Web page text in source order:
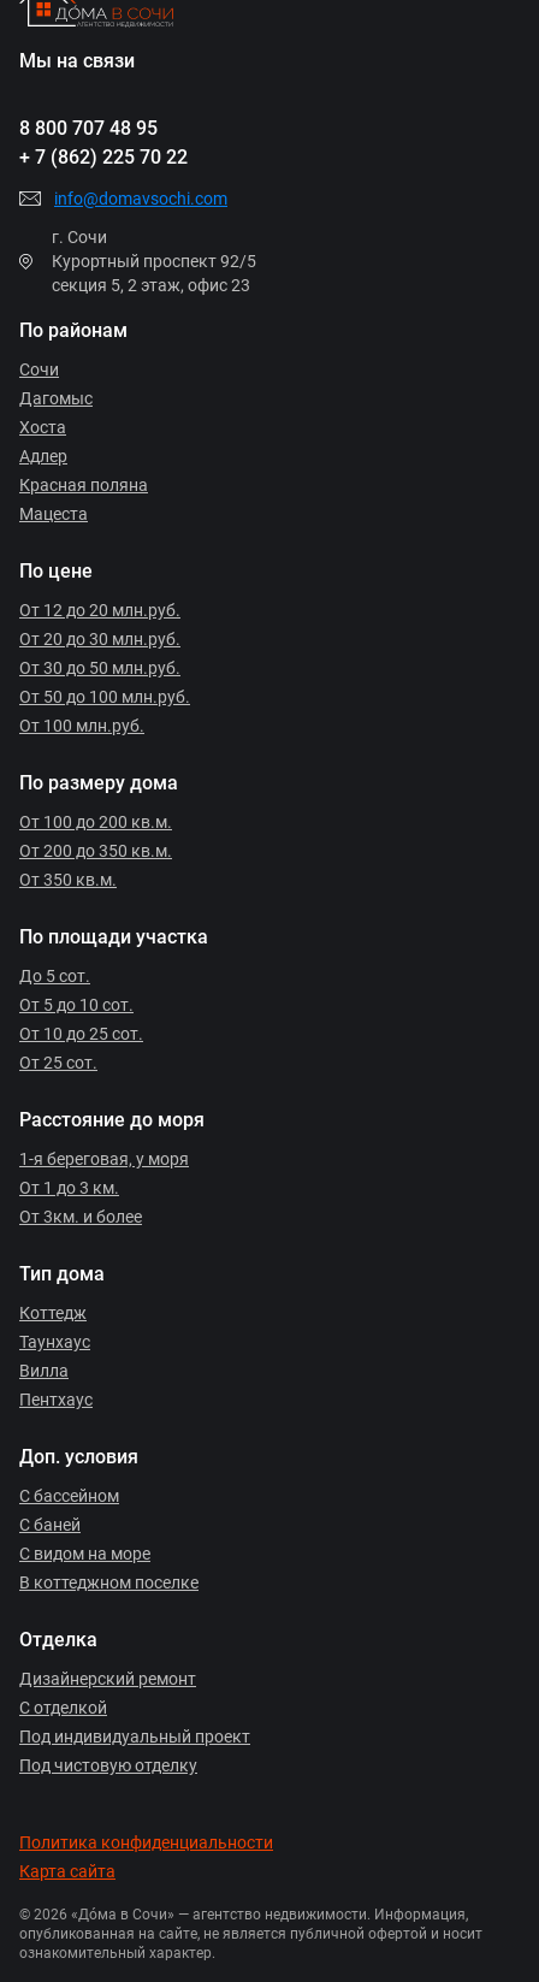
Мы на связи
8 800 707 48 95
+ 7 (862) 225 70 22
info@domavsochi.com
г. Сочи
Курортный проспект 92/5
секция 5, 2 этаж, офис 23
По районам
Сочи
Дагомыс
Хоста
Адлер
Красная поляна
Мацеста
По цене
От 12 до 20 млн.руб.
От 20 до 30 млн.руб.
От 30 до 50 млн.руб.
От 50 до 100 млн.руб.
От 100 млн.руб.
По размеру дома
От 100 до 200 кв.м.
От 200 до 350 кв.м.
От 350 кв.м.
По площади участка
До 5 сот.
От 5 до 10 сот.
От 10 до 25 сот.
От 25 сот.
Расстояние до моря
1-я береговая, у моря
От 1 до 3 км.
От 3км. и более
Тип дома
Коттедж
Таунхаус
Вилла
Пентхаус
Доп. условия
С бассейном
С баней
С видом на море
В коттеджном поселке
Отделка
Дизайнерский ремонт
С отделкой
Под индивидуальный проект
Под чистовую отделку
Политика конфиденциальности
Карта сайта
© 2026 «Дóма в Сочи» — агентство недвижимости. Информация,
опубликованная на сайте, не является публичной офертой и носит
ознакомительный характер.